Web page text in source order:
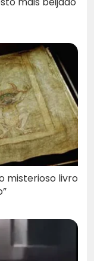
misterioso livro